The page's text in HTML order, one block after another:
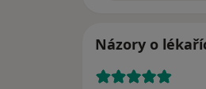
Názory o